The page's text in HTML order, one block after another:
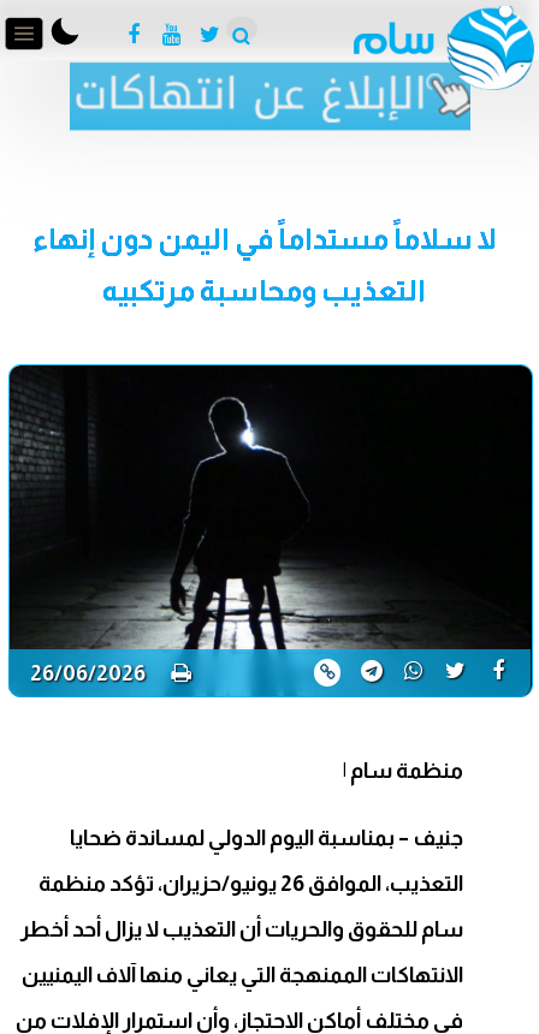
لا سلاماً مستداماً في اليمن دون إنهاء
التعذيب ومحاسبة مرتكبيه
26/06/2026
منظمة سام |
جنيف – بمناسبة اليوم الدولي لمساندة ضحايا
التعذيب، الموافق 26 يونيو/حزيران، تؤكد منظمة
سام للحقوق والحريات أن التعذيب لا يزال أحد أخطر
الانتهاكات الممنهجة التي يعاني منها آلاف اليمنيين
في مختلف أماكن الاحتجاز، وأن استمرار الإفلات من